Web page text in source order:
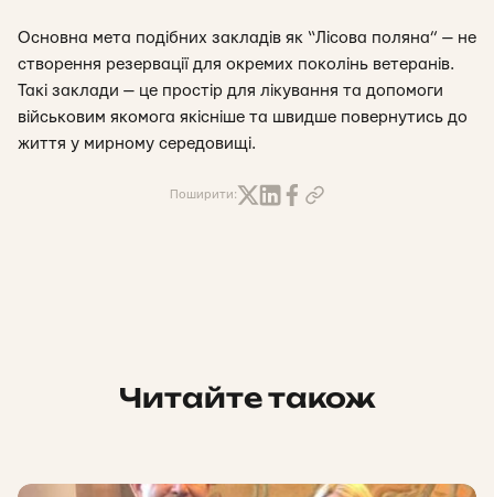
Основна мета подібних закладів як “Лісова поляна” — не
створення резервації для окремих поколінь ветеранів.
Такі заклади — це простір для лікування та допомоги
військовим якомога якісніше та швидше повернутись до
життя у мирному середовищі.
Поширити:
Читайте також